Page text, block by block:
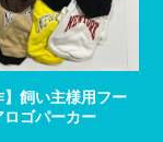
】飼い主様用フー
ロゴパーカー